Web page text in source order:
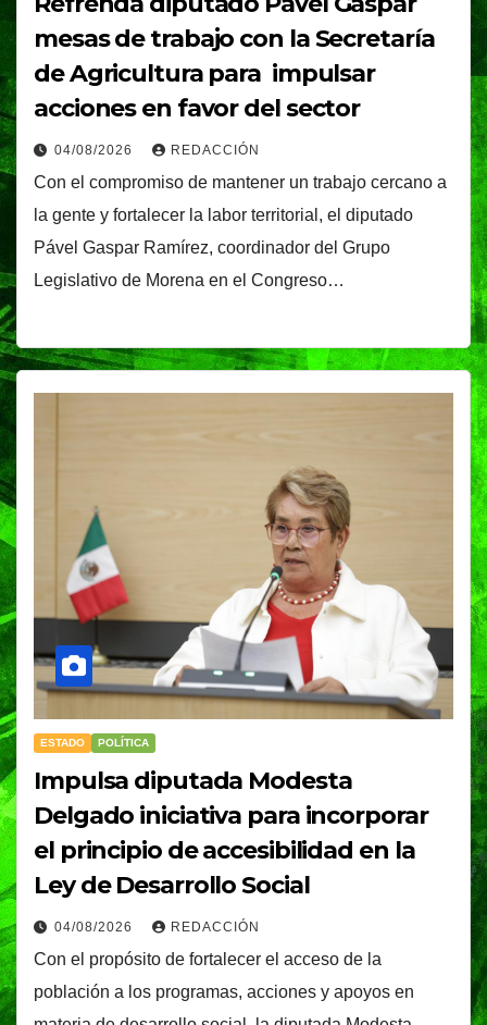
mesas de trabajo con la Secretaría
de Agricultura para impulsar
acciones en favor del sector
04/08/2026 REDACCIÓN
Con el compromiso de mantener un trabajo cercano a
la gente y fortalecer la labor territorial, el diputado
Pável Gaspar Ramírez, coordinador del Grupo
Legislativo de Morena en el Congreso…
ESTADO POLÍTICA
Impulsa diputada Modesta
Delgado iniciativa para incorporar
el principio de accesibilidad en la
Ley de Desarrollo Social
04/08/2026 REDACCIÓN
Con el propósito de fortalecer el acceso de la
población a los programas, acciones y apoyos en